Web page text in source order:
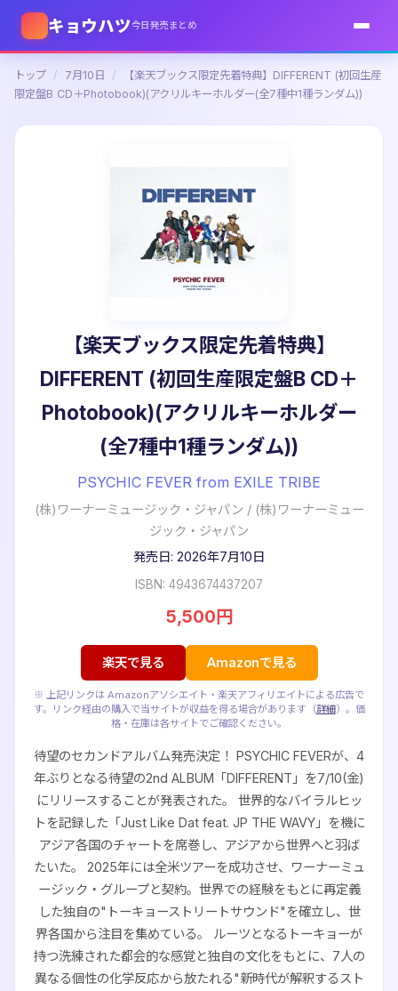
キョウハツ今日発売まとめ
トップ / 7月10日 /
【楽天ブックス限定先着特典】DIFFERENT (初回生産
限定盤B CD＋Photobook)(アクリルキーホルダー(全7種中1種ランダム))
【楽天ブックス限定先着特典】
DIFFERENT (初回生産限定盤B CD＋
Photobook)(アクリルキーホルダー
(全7種中1種ランダム))
PSYCHIC FEVER from EXILE TRIBE
(株)ワーナーミュージック・ジャパン / (株)ワーナーミュー
ジック・ジャパン
発売日: 2026年7月10日
ISBN: 4943674437207
5,500円
楽天で見る Amazonで見る
※ 上記リンクは Amazonアソシエイト・楽天アフィリエイトによる広告で
す。リンク経由の購入で当サイトが収益を得る場合があります（詳細）。価
格・在庫は各サイトでご確認ください。
待望のセカンドアルバム発売決定！ PSYCHIC FEVERが、4
年ぶりとなる待望の2nd ALBUM「DIFFERENT」を7/10(金)
にリリースすることが発表された。 世界的なバイラルヒッ
トを記録した「Just Like Dat feat. JP THE WAVY」を機に
アジア各国のチャートを席巻し、アジアから世界へと羽ば
たいた。 2025年には全米ツアーを成功させ、ワーナーミュ
ージック・グループと契約。世界での経験をもとに再定義
した独自の"トーキョーストリートサウンド"を確立し、世
界各国から注目を集めている。 ルーツとなるトーキョーが
持つ洗練された都会的な感覚と独自の文化をもとに、7人の
異なる個性の化学反応から放たれる"新時代が解釈するスト